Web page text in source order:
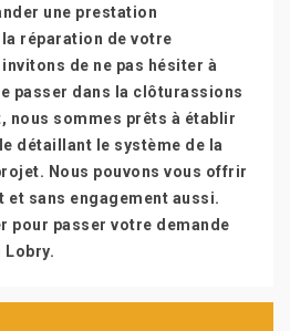
une prestation
réparation de votre
de ne pas hésiter à
passer dans la clôturassions
nous sommes prêts à établir
détaillant le système de la
Nous pouvons vous offrir
et sans engagement aussi.
pour passer votre demande
Lobry.